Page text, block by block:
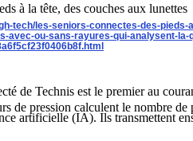
à la tête, des couches aux lunettes
tech/les-seniors-connectes-des-
avec-ou-sans-rayures-qui-analysent-
de Technis est le premier au
de pression calculent le nombre
artificielle (IA). Ils transmettent